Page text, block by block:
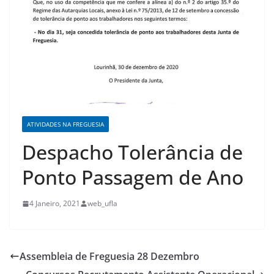
ATIVIDADES NA FREGUESIA
Despacho Tolerância de
Ponto Passagem de Ano
4 Janeiro, 2021 web_ufla
Assembleia de Freguesia 28 Dezembro